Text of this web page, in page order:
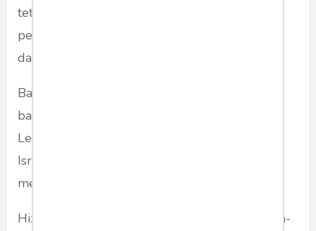
tetapi bisa memicu kelompok-kelompok
perlawanan kepada Israel juga ikut nimbrung
dalam perang.
Bahkan, ketika Hizbullah mendatangkan bahan
bakar minyak untuk mengatasi kelangkaan di
Lebanon yang didatangkan langsung dari Iran,
Israel tidak berani mengganggu atau
menyabotase.
Hizbullah sekarang jauh lebih kuat dan senjata-